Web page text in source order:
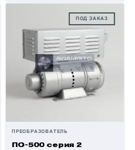
ПОД ЗАКАЗ
ПРЕОБРАЗОВАТЕЛЬ
ПО-500 серия 2